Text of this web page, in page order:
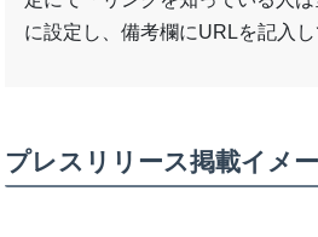
に設定し、備考欄にURLを記入し
プレスリリース掲載イメ